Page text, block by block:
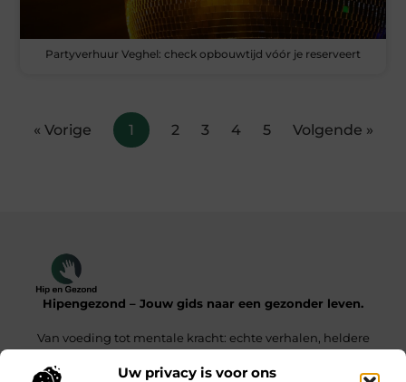
Uw privacy is voor ons
Partyverhuur Veghel: check opbouwtijd vóór je reserveert
« Vorige 1 2 3 4 5 Volgende »
Hipengezond – Jouw gids naar een gezonder leven.
Van voeding tot mentale kracht: echte verhalen, heldere